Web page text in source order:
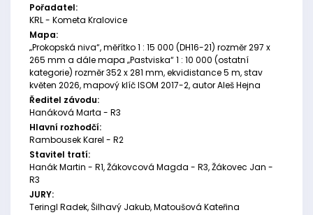
Pořadatel:
KRL - Kometa Kralovice
Mapa:
„Prokopská niva“, měřítko 1 : 15 000 (DH16-21) rozměr 297 x
265 mm a dále mapa „Pastviska“ 1 : 10 000 (ostatní
kategorie) rozměr 352 x 281 mm, ekvidistance 5 m, stav
květen 2026, mapový klíč ISOM 2017-2, autor Aleš Hejna
Ředitel závodu:
Hanáková Marta - R3
Hlavní rozhodčí:
Rambousek Karel - R2
Stavitel tratí:
Hanák Martin - R1, Žákovcová Magda - R3, Žákovec Jan -
R3
JURY:
Teringl Radek, Šilhavý Jakub, Matoušová Kateřina